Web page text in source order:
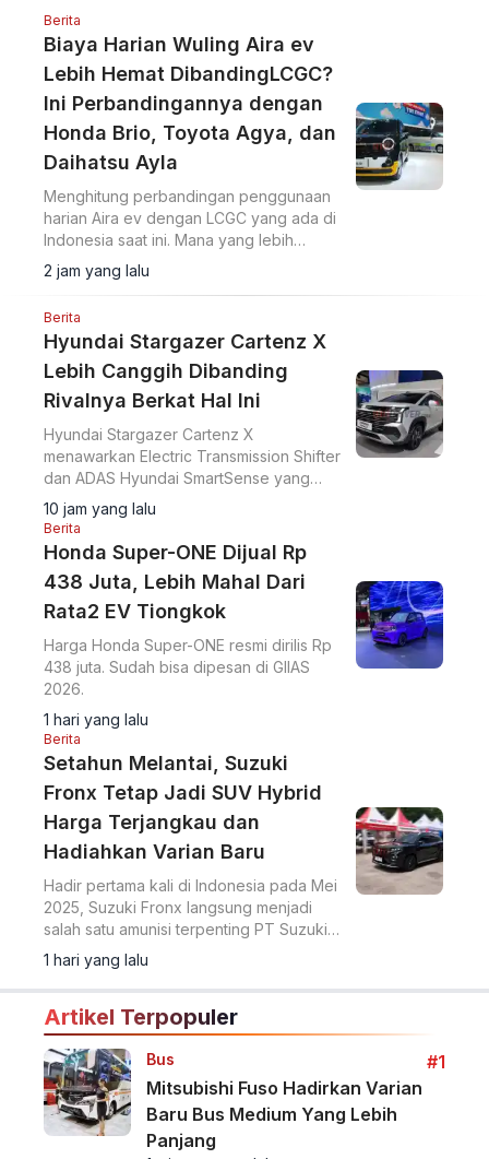
Berita
Biaya Harian Wuling Aira ev
Lebih Hemat DibandingLCGC?
Ini Perbandingannya dengan
Honda Brio, Toyota Agya, dan
Daihatsu Ayla
Menghitung perbandingan penggunaan
harian Aira ev dengan LCGC yang ada di
Indonesia saat ini. Mana yang lebih
hemat?
2 jam yang lalu
Berita
Hyundai Stargazer Cartenz X
Lebih Canggih Dibanding
Rivalnya Berkat Hal Ini
Hyundai Stargazer Cartenz X
menawarkan Electric Transmission Shifter
dan ADAS Hyundai SmartSense yang
lebih lengkap. Simak harga Hyundai
Stargazer Cartenz X terbaru mulai Rp350
juta di artikel ini.
10 jam yang lalu
Berita
Honda Super-ONE Dijual Rp
438 Juta, Lebih Mahal Dari
Rata2 EV Tiongkok
Harga Honda Super-ONE resmi dirilis Rp
438 juta. Sudah bisa dipesan di GIIAS
2026.
1 hari yang lalu
Berita
Setahun Melantai, Suzuki
Fronx Tetap Jadi SUV Hybrid
Harga Terjangkau dan
Hadiahkan Varian Baru
Hadir pertama kali di Indonesia pada Mei
2025, Suzuki Fronx langsung menjadi
salah satu amunisi terpenting PT Suzuki
Indomobil Sales (SIS) di segmen SUV
kompak.
1 hari yang lalu
Artikel Terpopuler
Bus
#1
Mitsubishi Fuso Hadirkan Varian
Baru Bus Medium Yang Lebih
Panjang